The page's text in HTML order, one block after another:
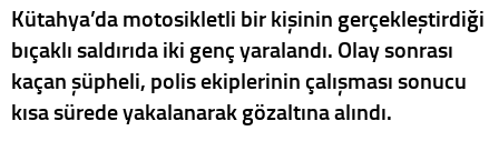
Kütahya’da motosikletli bir kişinin gerçekleştirdiği
bıçaklı saldırıda iki genç yaralandı. Olay sonrası
kaçan şüpheli, polis ekiplerinin çalışması sonucu
kısa sürede yakalanarak gözaltına alındı.